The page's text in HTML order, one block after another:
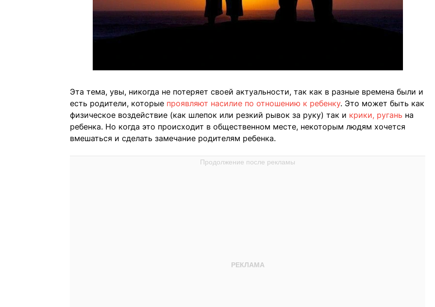
Эта тема, увы, никогда не потеряет своей актуальности, так как в разные времена были и
есть родители, которые проявляют насилие по отношению к ребенку. Это может быть как
физическое воздействие (как шлепок или резкий рывок за руку) так и крики, ругань на
ребенка. Но когда это происходит в общественном месте, некоторым людям хочется
вмешаться и сделать замечание родителям ребенка.